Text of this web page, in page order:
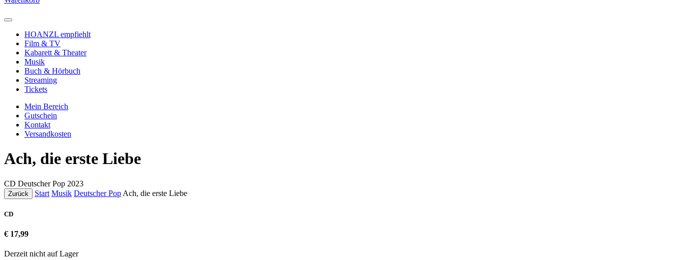
HOANZL empfiehlt
Film & TV
Kabarett & Theater
Musik
Buch & Hörbuch
Streaming
Tickets
Mein Bereich
Gutschein
Kontakt
Versandkosten
Ach, die erste Liebe
CD Deutscher Pop 2023
Zurück Start Musik Deutscher Pop Ach, die erste Liebe
CD
€ 17,99
Derzeit nicht auf Lager